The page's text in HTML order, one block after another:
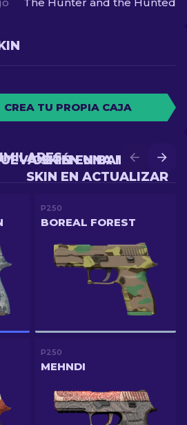
CREA TU PROPIA CAJA
OBTÉN UNA MEJOR
SKIN EN ACTUALIZAR
SKIN EN BATALLA
P250
BOREAL FOREST
P250
MEHNDI